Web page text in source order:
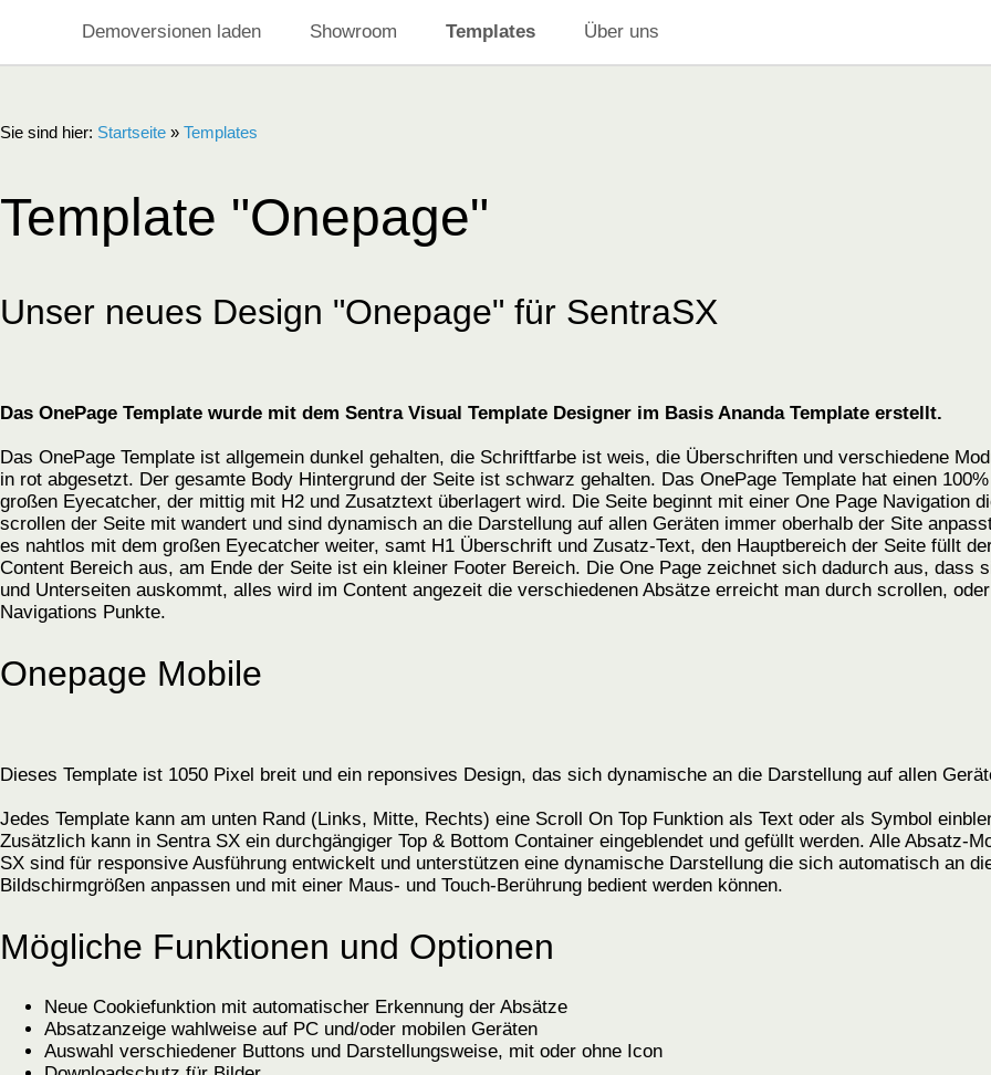
Demoversionen laden Showroom Templates Über uns
Sie sind hier: Startseite » Templates
Template "Onepage"
Unser neues Design "Onepage" für SentraSX
Das OnePage Template wurde mit dem Sentra Visual Template Designer im Basis Ananda Template erstellt.
Das OnePage Template ist allgemein dunkel gehalten, die Schriftfarbe ist weis, die Überschriften und verschiedene
in rot abgesetzt. Der gesamte Body Hintergrund der Seite ist schwarz gehalten. Das OnePage Template hat einen
großen Eyecatcher, der mittig mit H2 und Zusatztext überlagert wird. Die Seite beginnt mit einer One Page Navigation
scrollen der Seite mit wandert und sind dynamisch an die Darstellung auf allen Geräten immer oberhalb der Site
es nahtlos mit dem großen Eyecatcher weiter, samt H1 Überschrift und Zusatz-Text, den Hauptbereich der Seite füllt
Content Bereich aus, am Ende der Seite ist ein kleiner Footer Bereich. Die One Page zeichnet sich dadurch aus, dass
und Unterseiten auskommt, alles wird im Content angezeit die verschiedenen Absätze erreicht man durch scrollen,
Navigations Punkte.
Onepage Mobile
Dieses Template ist 1050 Pixel breit und ein reponsives Design, das sich dynamische an die Darstellung auf allen
Jedes Template kann am unten Rand (Links, Mitte, Rechts) eine Scroll On Top Funktion als Text oder als Symbol
Zusätzlich kann in Sentra SX ein durchgängiger Top & Bottom Container eingeblendet und gefüllt werden. Alle Absatz-
SX sind für responsive Ausführung entwickelt und unterstützen eine dynamische Darstellung die sich automatisch an
Bildschirmgrößen anpassen und mit einer Maus- und Touch-Berührung bedient werden können.
Mögliche Funktionen und Optionen
Neue Cookiefunktion mit automatischer Erkennung der Absätze
Absatzanzeige wahlweise auf PC und/oder mobilen Geräten
Auswahl verschiedener Buttons und Darstellungsweise, mit oder ohne Icon